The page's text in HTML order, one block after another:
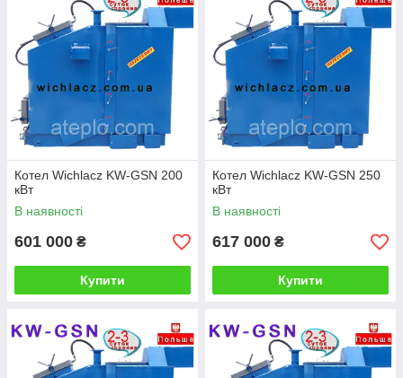
Котел Wichlacz KW-GSN 200
кВт
В наявності
601 000 ₴
Купити
Котел Wichlacz KW-GSN 250
кВт
В наявності
617 000 ₴
Купити